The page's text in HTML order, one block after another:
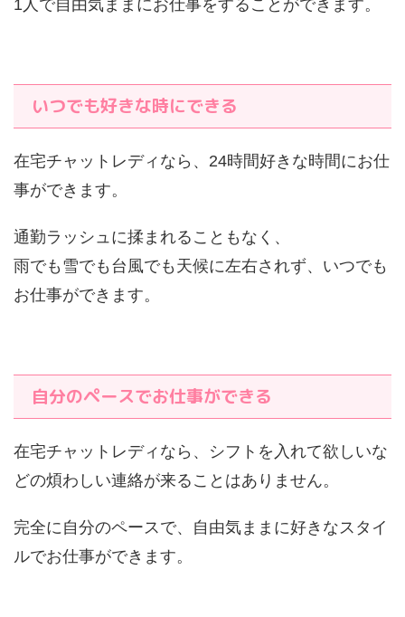
1人で自由気ままにお仕事をすることができます。
いつでも好きな時にできる
在宅チャットレディなら、24時間好きな時間にお仕
事ができます。
通勤ラッシュに揉まれることもなく、
雨でも雪でも台風でも天候に左右されず、いつでも
お仕事ができます。
自分のペースでお仕事ができる
在宅チャットレディなら、シフトを入れて欲しいな
どの煩わしい連絡が来ることはありません。
完全に自分のペースで、自由気ままに好きなスタイ
ルでお仕事ができます。